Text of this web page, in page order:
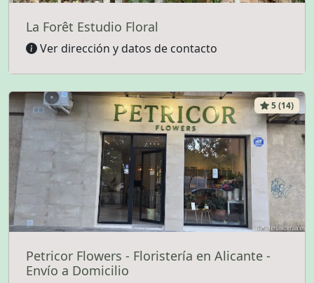
La Forêt Estudio Floral
Ver dirección y datos de contacto
5 (14)
Petricor Flowers - Floristería en Alicante -
Envío a Domicilio